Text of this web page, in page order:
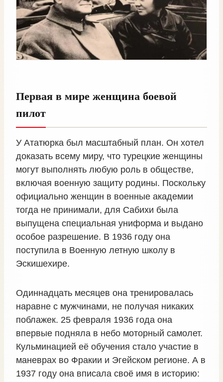
Первая в мире женщина боевой
пилот
У Ататюрка был масштабный план. Он хотел
доказать всему миру, что турецкие женщины
могут выполнять любую роль в обществе,
включая военную защиту родины. Поскольку
официально женщин в военные академии
тогда не принимали, для Сабихи была
выпущена специальная униформа и выдано
особое разрешение. В 1936 году она
поступила в Военную летную школу в
Эскишехире.
Одиннадцать месяцев она тренировалась
наравне с мужчинами, не получая никаких
поблажек. 25 февраля 1936 года она
впервые подняла в небо моторный самолет.
Кульминацией её обучения стало участие в
маневрах во Фракии и Эгейском регионе. А в
1937 году она вписала своё имя в историю: